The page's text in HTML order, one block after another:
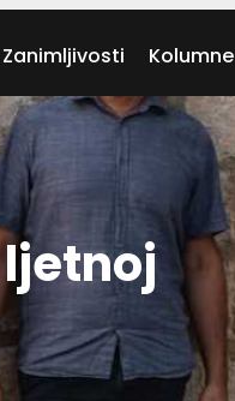
Zanimljivosti Kolumne